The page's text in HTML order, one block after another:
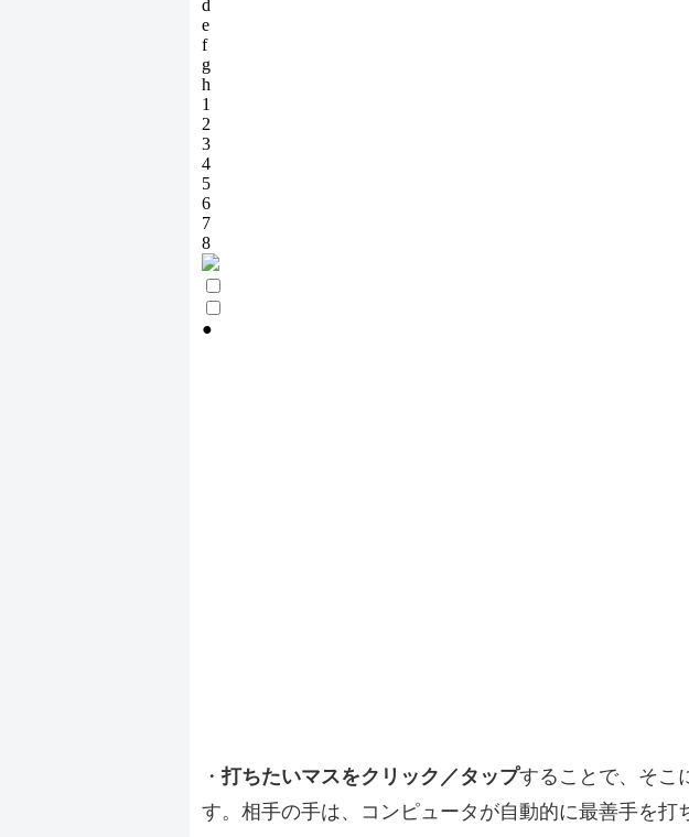
・打ちたいマスをクリック／タップすることで、そこ
す。相手の手は、コンピュータが自動的に最善手を打